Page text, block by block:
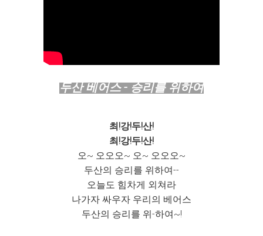
두산 베어스 - 승리를 위하여
최!강!두!산!
최!강!두!산!
오~ 오오오~ 오~ 오오오~
두산의 승리를 위하여--
오늘도 힘차게 외쳐라
나가자 싸우자 우리의 베어스
두산의 승리를 위-하여~!